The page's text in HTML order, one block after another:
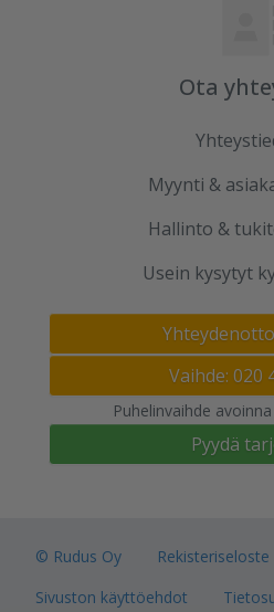
Ota
Myynti &
Hallinto &
Usein kysytyt
Vaihde: 020
Puhelinvaihde
Pyydä
© Rudus Oy
Rekisteriseloste
Sivuston käyttöehdot